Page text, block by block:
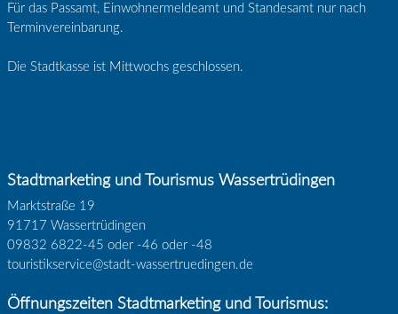
Für das Passamt, Einwohnermeldeamt und Standesamt nur nach
Terminvereinbarung.
Die Stadtkasse ist Mittwochs geschlossen.
Stadtmarketing und Tourismus Wassertrüdingen
Marktstraße 19
91717 Wassertrüdingen
09832 6822-45 oder -46 oder -48
touristikservice@stadt-wassertruedingen.de
Öffnungszeiten Stadtmarketing und Tourismus: